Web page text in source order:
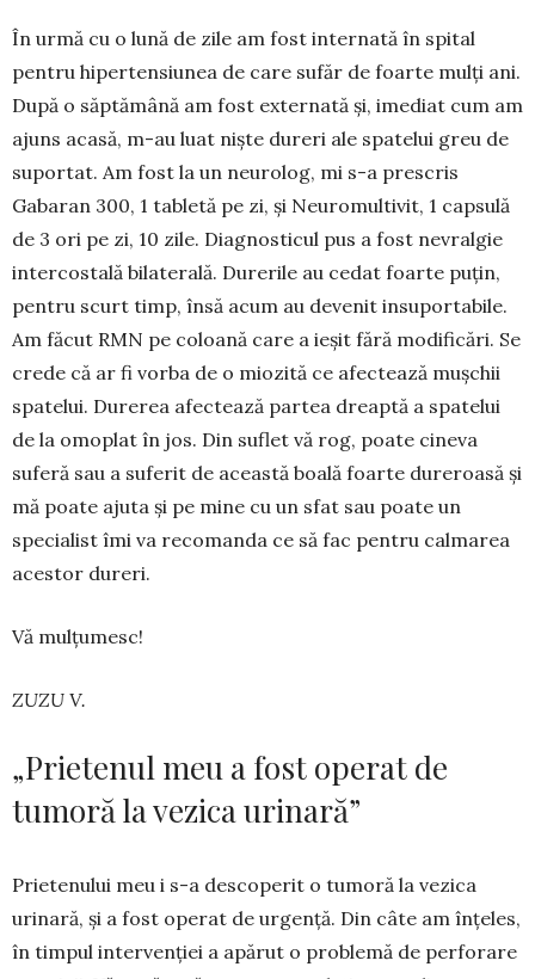
În urmă cu o lună de zile am fost internată în spital
pen­tru hipertensiunea de care su­făr de foarte mulți ani.
După o săptămână am fost externată și, imediat cum am
ajuns acasă, m-au luat niște dureri ale spatelui greu de
suportat. Am fost la un neurolog, mi s-a prescris
Gabaran 300, 1 tabletă pe zi, și Neuromultivit, 1 capsulă
de 3 ori pe zi, 10 zile. Diagnosticul pus a fost nevralgie
intercostală bila­te­rală. Durerile au cedat foarte puțin,
pentru scurt timp, însă acum au devenit insuporta­bile.
Am făcut RMN pe co­loa­nă care a ieșit fără modificări. Se
crede că ar fi vorba de o miozită ce afectează mușchii
spate­lui. Durerea afectează partea dreaptă a spatelui
de la omoplat în jos. Din suflet vă rog, poate ci­neva
suferă sau a suferit de această boală foarte dureroasă și
mă poate ajuta și pe mine cu un sfat sau poate un
specialist îmi va recomanda ce să fac pentru calmarea
acestor dureri.
Vă mulțumesc!
ZUZU V.
„Prietenul meu a fost operat de
tumoră la vezica urinară”
Prietenului meu i s-a des­co­­perit o tumoră la vezica
urinară, și a fost operat de urgență. Din câte am înțeles,
în timpul intervenției a apărut o problemă de per­forare